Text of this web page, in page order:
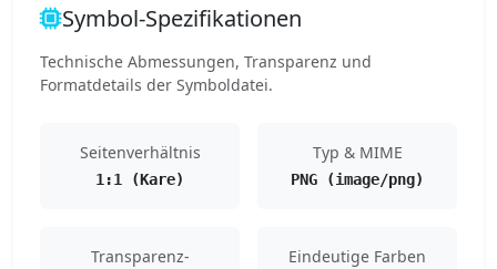
Symbol-Spezifikationen
Technische Abmessungen, Transparenz und
Formatdetails der Symboldatei.
Seitenverhältnis
1:1 (Kare)
Typ & MIME
PNG (image/png)
Transparenz-
Eindeutige Farben